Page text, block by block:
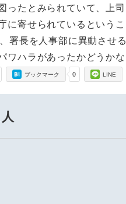
ったとみられていて、上
寄せられているというこ
署長を人事部に異動させ
ワハラがあったかどうか
0
ブックマーク LINE